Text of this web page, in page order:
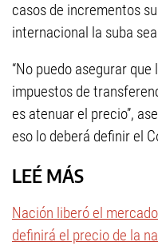
casos de incrementos
internacional la suba
“No puedo asegurar
impuestos de
es atenuar el precio”,
eso lo deberá definir el
LEÉ MÁS
Nación liberó el
definirá el precio de la